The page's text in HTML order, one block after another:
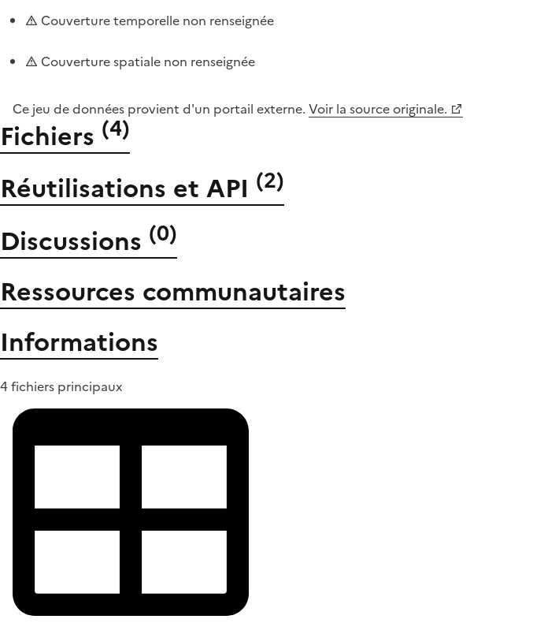
Couverture temporelle non renseignée
Couverture spatiale non renseignée
Ce jeu de données provient d'un portail externe. Voir la source originale.
Fichiers (4)
Réutilisations et API (2)
Discussions (0)
Ressources communautaires
Informations
4 fichiers principaux